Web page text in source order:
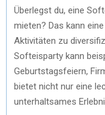
Überlegst du, eine
mieten? Das kann
Aktivitäten zu
Softeisparty kann
Geburtstagsfeiern,
bietet nicht nur eine
unterhaltsames